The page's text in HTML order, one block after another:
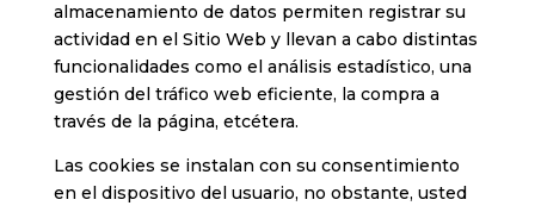
almacenamiento de datos permiten registrar su
actividad en el Sitio Web y llevan a cabo distintas
funcionalidades como el análisis estadístico, una
gestión del tráfico web eficiente, la compra a
través de la página, etcétera.
Las cookies se instalan con su consentimiento
en el dispositivo del usuario, no obstante, usted